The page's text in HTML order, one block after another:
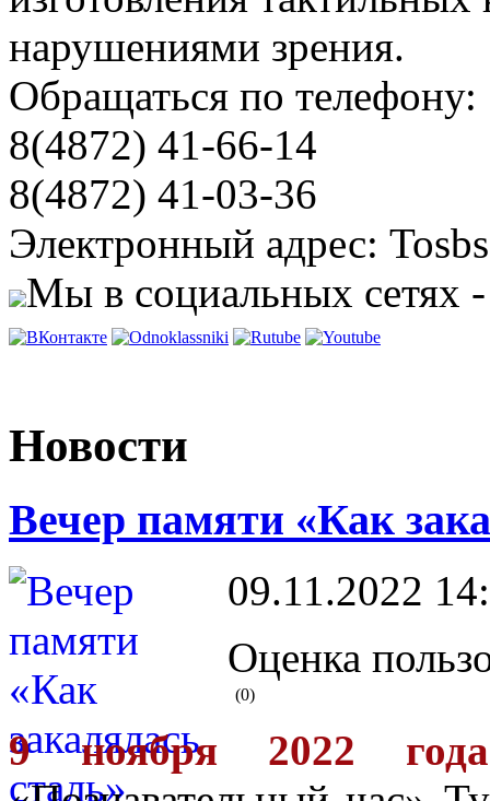
нарушениями зрения.
Обращаться по телефону:
8(4872) 41-66-14
8(4872) 41-03-36
Электронный адрес:
Мы в социальных сетях
Новости
Вечер памяти «Как
09.11.2022
Оценка
(0)
9 ноября 2022 года